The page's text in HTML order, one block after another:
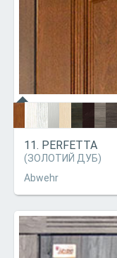
11. PERFETTA
(ЗОЛОТИЙ ДУБ)
Abwehr